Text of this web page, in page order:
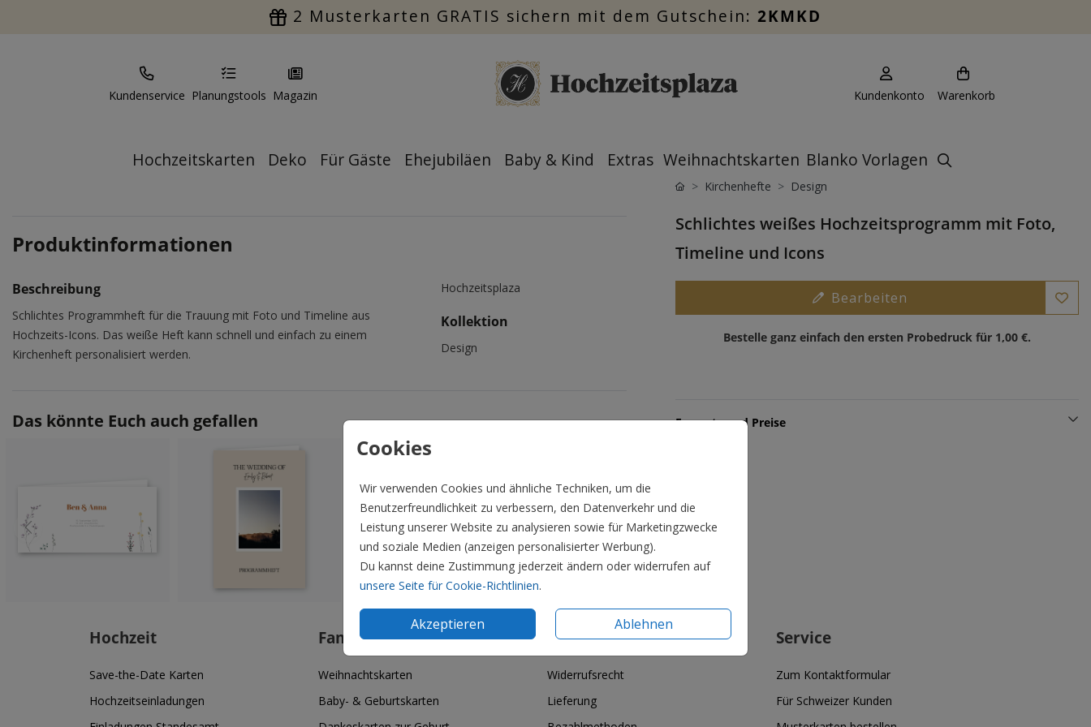
2 Musterkarten GRATIS sichern mit dem Gutschein: 2KMKD
Kundenservice Planungstools Magazin Kundenkonto Warenkorb
Hochzeitskarten Deko Für Gäste Ehejubiläen Baby & Kind Extras Weihnachtskarten Blanko Vorlagen
Cookies
Wir verwenden Cookies und ähnliche Techniken, um die
Benutzerfreundlichkeit zu verbessern, den Datenverkehr und die
Leistung unserer Website zu analysieren sowie für Marketingzwecke
und soziale Medien (anzeigen personalisierter Werbung).
Du kannst deine Zustimmung jederzeit ändern oder widerrufen auf
unsere Seite für Cookie-Richtlinien.
Akzeptieren Ablehnen
Produktinformationen
Beschreibung
Schlichtes Programmheft für die Trauung mit Foto und Timeline aus
Hochzeits-Icons. Das weiße Heft kann schnell und einfach zu einem
Kirchenheft personalisiert werden.
Hochzeitsplaza
Kollektion
Design
Das könnte Euch auch gefallen
Kirchenhefte Design
Schlichtes weißes Hochzeitsprogramm mit Foto,
Timeline und Icons
Bearbeiten
Bestelle ganz einfach den ersten Probedruck für 1,00 €.
Formate und Preise
Hochzeit
Save-the-Date Karten
Hochzeitseinladungen
Familie & Feiertage
Weihnachtskarten
Baby- & Geburtskarten
Informationen
Widerrufsrecht
Lieferung
Service
Zum Kontaktformular
Für Schweizer Kunden